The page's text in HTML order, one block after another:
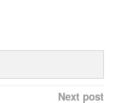
Next post